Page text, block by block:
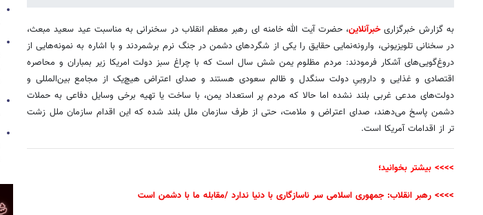
به گزارش خبرگزاریخبرآنلاین، حضرت آیت الله خامنه ای رهبر معظم انقلاب در سخنرانی به مناسبت عید سعید مبعث،
در سخنانی تلویزیونی، وارونه‌نمایی حقایق را یکی از شگردهای دشمن در جنگ نرم برشمردند و با اشاره به نمونه‌هایی از
دروغ‌گویی‌های آشکار فرمودند: مردم مظلوم یمن شش سال است که با چراغ سبز دولت امریکا زیر بمباران و محاصره
اقتصادی و غذایی و داروییِ دولت سنگدل و ظالم سعودی هستند و صدای اعتراض هیچ‌یک از مجامع بین‌المللی و
دولت‌های مدعی غربی بلند نشده اما حالا که مردم پر استعداد یمن، با ساخت یا تهیه برخی وسایل دفاعی به حملات
دشمن پاسخ می‌دهند، صدای اعتراض و ملامت، حتی از طرف سازمان ملل بلند شده که این اقدام سازمان ملل زشت
تر از اقدامات آمریکا است.
>>>> بیشتر بخوانید؛
>>>> رهبر انقلاب: جمهوری اسلامی سر ناسازگاری با دنیا ندارد /مقابله ما با دشمن است